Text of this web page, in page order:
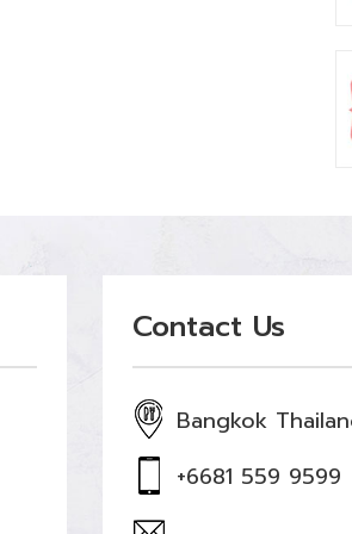
Contact Us
Bangkok
+6681 559 9599